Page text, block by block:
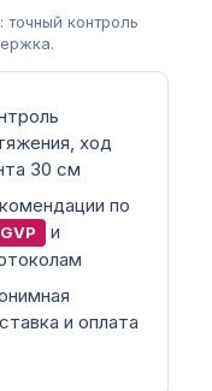
контроль
ход
30 см
по
и
и оплата